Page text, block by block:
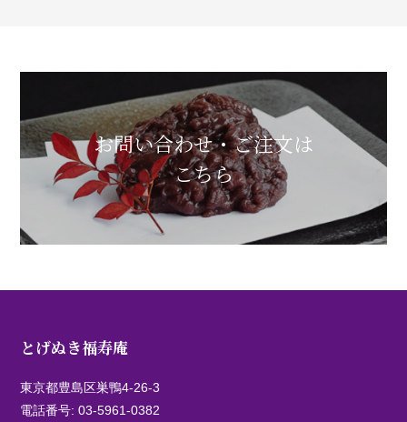
お問い合わせ・ご注文は
こちら
とげぬき福寿庵
東京都豊島区巣鴨4-26-3
電話番号:03-5961-0382